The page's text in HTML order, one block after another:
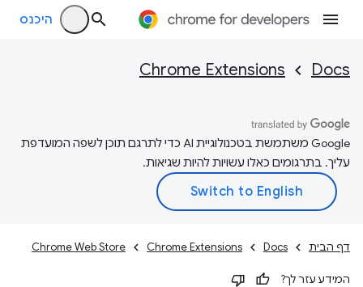
היכנס
Docs
Chrome Extensions
‫Google משתמשת בטכנולוגיית AI כדי לתרגם תוכן לשפה המועדפת
עליך. בתרגומים כאלו עשויות להיות שגיאות.
דף הבית Docs
Chrome Extensions
Chrome Web Store
המידע עזר לך?